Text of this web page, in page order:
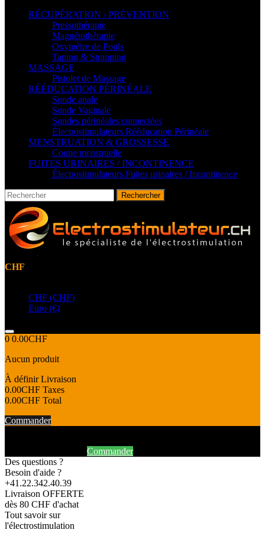
RÉCUPÉRATION / PRÉVENTION
Pressothérapie
Magnétothérapie
Oxymètre de Pouls
Taping & Strapping
MASSAGE
Pistolet de Massage
RÉÉDUCATION PÉRINÉALE
Sonde anale
Sonde Vaginale
Sondes périnéales connectées
Électrostimulateurs Rééducation Périnéale
MENSTRUATION & GROSSESSE
Coupe menstruelle
FUITES URINAIRES / INCONTINENCE
Électrostimulateurs Fuites urinaires / Incontinence
Rechercher
CHF
CHF (CHF)
Euro (€)
0 0.00CHF
Aucun produit
À définirLivraison
0.00CHF Taxes
0.00CHF Total
Commander
Commander
Des questions ?
Besoin d'aide ?
+41.22.342.40.39
Livraison OFFERTE
dès 80 CHF d'achat
Tout savoir sur
l'électrostimulation